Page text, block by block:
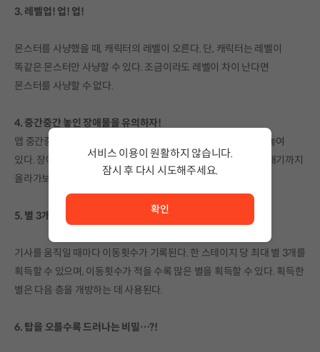
3. 레벨업! 업! 업!
몬스터를 사냥했을 때, 캐릭터의 레벨이 오른다. 단, 캐릭터는 레벨이
똑같은 몬스터만 사냥할 수 있다. 조금이라도 레벨이 차이 난다면
몬스터를 사냥할 수 없다.
4. 중간중간 놓인 장애물을 유의하자!
맵 중간중간에 게임을 방해하는 장애물과 도움이 되는 장애물이 놓여
있다. 장애물을 전략적으로 이용해서 몬스터를 무찌르고 탑을 꼭대기까지
올라가보자!
5. 별 3개에 도전해보자!
기사를 움직일 때마다 이동횟수가 기록된다. 한 스테이지 당 최대 별 3개를
획득할 수 있으며, 이동횟수가 적을 수록 많은 별을 획득할 수 있다. 획득한
별은 다음 층을 개방하는 데 사용된다.
6. 탑을 오를수록 드러나는 비밀…?!
서비스 이용이 원활하지 않습니다.
잠시 후 다시 시도해주세요.
확인